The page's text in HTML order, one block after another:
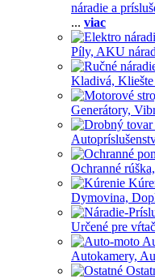
náradie a
... viac
Píly, AKU
Kladivá, Kliešte
Generátory,
Ochranné rúška,
Dymovina,
Určené pre
Autokamery,